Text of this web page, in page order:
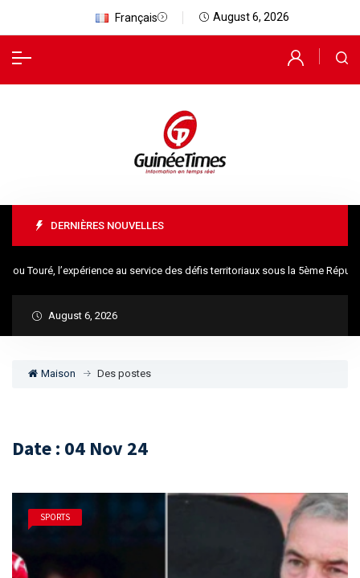
Français August 6, 2026
DERNIÈRES NOUVELLES
Touré, l’expérience au service des défis territoriaux sous la 5ème
August 6, 2026
Maison Des postes
Date : 04 Nov 24
SPORTS